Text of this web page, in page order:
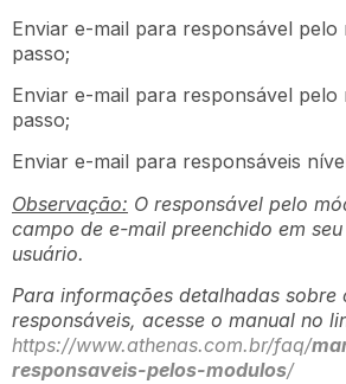
Enviar e-mail para responsável pelo
passo;
Enviar e-mail para responsável
passo;
Enviar e-mail para responsáveis
Observação: O responsável pelo
campo de e-mail preenchido em
usuário.
Para informações detalhadas sobre
responsáveis, acesse o manual no
https://www.athenas.com.br/faq/
responsaveis-pelos-modulos/